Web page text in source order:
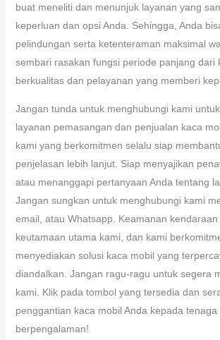
buat meneliti dan menunjuk layanan yang
keperluan dan opsi Anda. Sehingga, Anda
pelindungan serta ketenteraman maksimal
sembari rasakan fungsi periode panjang dari
berkualitas dan pelayanan yang memberi
Jangan tunda untuk menghubungi kami
layanan pemasangan dan penjualan kaca
kami yang berkomitmen selalu siap
penjelasan lebih lanjut. Siap menyajikan
atau menanggapi pertanyaan Anda tentang
Jangan sungkan untuk menghubungi kami
email, atau Whatsapp. Keamanan kendaraan
keutamaan utama kami, dan kami
menyediakan solusi kaca mobil yang
diandalkan. Jangan ragu-ragu untuk segera
kami. Klik pada tombol yang tersedia dan
penggantian kaca mobil Anda kepada
berpengalaman!